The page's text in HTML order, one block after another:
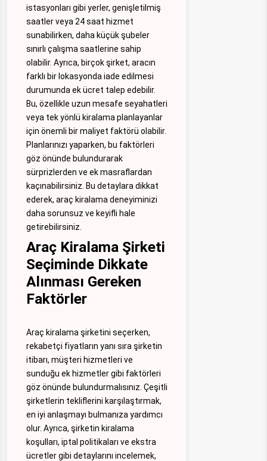
istasyonları gibi yerler, genişletilmiş
saatler veya 24 saat hizmet
sunabilirken, daha küçük şubeler
sınırlı çalışma saatlerine sahip
olabilir. Ayrıca, birçok şirket, aracın
farklı bir lokasyonda iade edilmesi
durumunda ek ücret talep edebilir.
Bu, özellikle uzun mesafe seyahatleri
veya tek yönlü kiralama planlayanlar
için önemli bir maliyet faktörü olabilir.
Planlarınızı yaparken, bu faktörleri
göz önünde bulundurarak
sürprizlerden ve ek masraflardan
kaçınabilirsiniz. Bu detaylara dikkat
ederek, araç kiralama deneyiminizi
daha sorunsuz ve keyifli hale
getirebilirsiniz.
Araç Kiralama Şirketi
Seçiminde Dikkate
Alınması Gereken
Faktörler
Araç kiralama şirketini seçerken,
rekabetçi fiyatların yanı sıra şirketin
itibarı, müşteri hizmetleri ve
sunduğu ek hizmetler gibi faktörleri
göz önünde bulundurmalısınız. Çeşitli
şirketlerin tekliflerini karşılaştırmak,
en iyi anlaşmayı bulmanıza yardımcı
olur. Ayrıca, şirketin kiralama
koşulları, iptal politikaları ve ekstra
ücretler gibi detaylarını incelemek,